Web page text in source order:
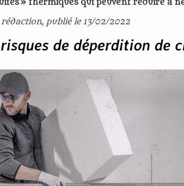
» thermiques qui peuvent réduire à
publié le 13/02/2022
de déperdition de